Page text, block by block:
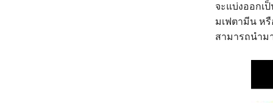
จะแบ่งออกเ
มเฟตามีน หรื
สามารถนำม